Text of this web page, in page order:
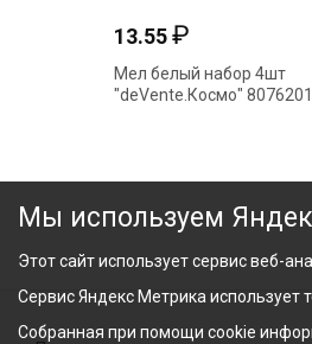
13.55₽
Мел белый набор 4шт
"deVente.Космо" 8076201
Мы используем
Этот сайт использует сервис веб-
Сервис Яндекс Метрика использует
Собранная при помощи cookie